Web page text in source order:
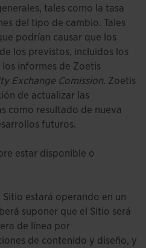
tales como la tasa
del tipo de cambio. Tales
podrían causar que los
los previstos, incluidos los
informes de Zoetis
Exchange Comission. Zoetis
de actualizar las
como resultado de nueva
futuros.
estar disponible o
estará operando en un
suponer que el Sitio será
de línea por
de contenido y diseño, y